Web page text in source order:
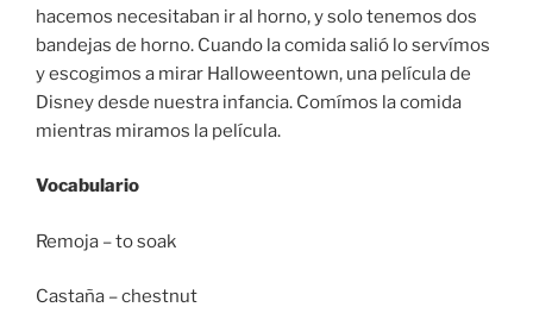
hacemos necesitaban ir al horno, y solo tenemos dos
bandejas de horno. Cuando la comida salió lo servímos
y escogimos a mirar Halloweentown, una película de
Disney desde nuestra infancia. Comímos la comida
mientras miramos la película.
Vocabulario
Remoja – to soak
Castaña – chestnut